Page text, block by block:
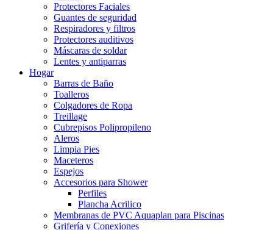
Protectores Faciales
Guantes de seguridad
Respiradores y filtros
Protectores auditivos
Máscaras de soldar
Lentes y antiparras
Hogar
Barras de Baño
Toalleros
Colgadores de Ropa
Treillage
Cubrepisos Polipropileno
Aleros
Limpia Pies
Maceteros
Espejos
Accesorios para Shower
Perfiles
Plancha Acrilico
Membranas de PVC Aquaplan para Piscinas
Grifería y Conexiones